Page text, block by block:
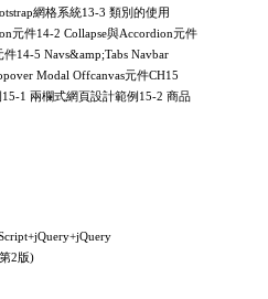
網格系統13-3 類別的使用
元件14-2 Collapse與Accordion元件
14-5 Navs&amp;Tabs Navbar
Modal Offcanvas元件CH15
1 兩欄式網頁設計範例15-2 商品
2版)